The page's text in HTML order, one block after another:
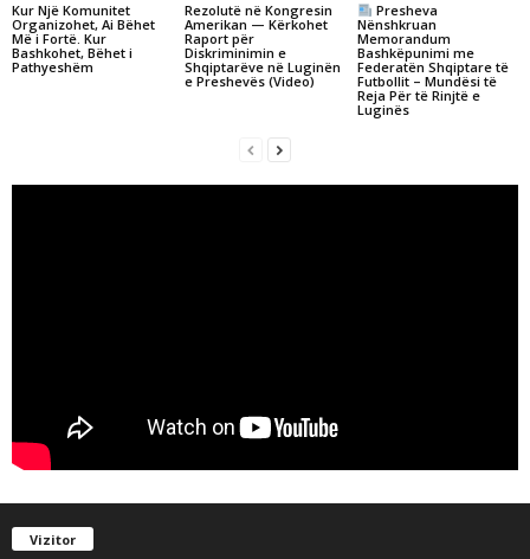
Kur Një Komunitet
Organizohet, Ai Bëhet
Më i Fortë. Kur
Bashkohet, Bëhet i
Pathyeshëm
Rezolutë në Kongresin
Amerikan — Kërkohet
Raport për
Diskriminimin e
Shqiptarëve në Luginën
e Preshevës (Video)
Presheva
Nënshkruan
Memorandum
Bashkëpunimi me
Federatën Shqiptare të
Futbollit – Mundësi të
Reja Për të Rinjtë e
Luginës
Vizitor